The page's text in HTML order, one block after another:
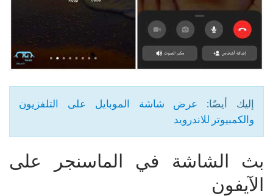
إليك أيضًا: عرض شاشة الموبايل على التلفزيون
والكمبيوتر للاندرويد
بث الشاشة في الماسنجر على
الآيفون